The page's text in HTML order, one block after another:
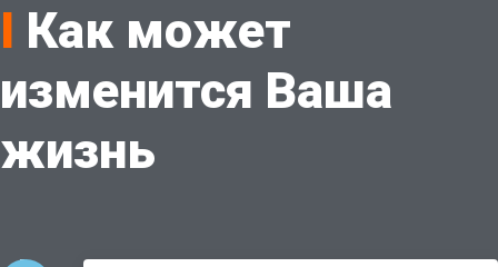
I Как может
изменится Ваша
жизнь